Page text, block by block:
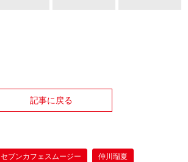
記事に戻る
セブンカフェスムージー 仲川瑠夏